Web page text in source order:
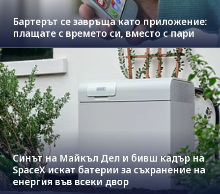
Бартерът се завръща като приложение:
плащате с времето си, вместо с пари
Синът на Майкъл Дeл и бивш кадър на
SpaceX искат батерии за съхранение на
енергия във всеки двор